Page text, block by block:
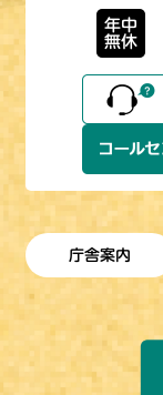
年中
無休
庁舎案内